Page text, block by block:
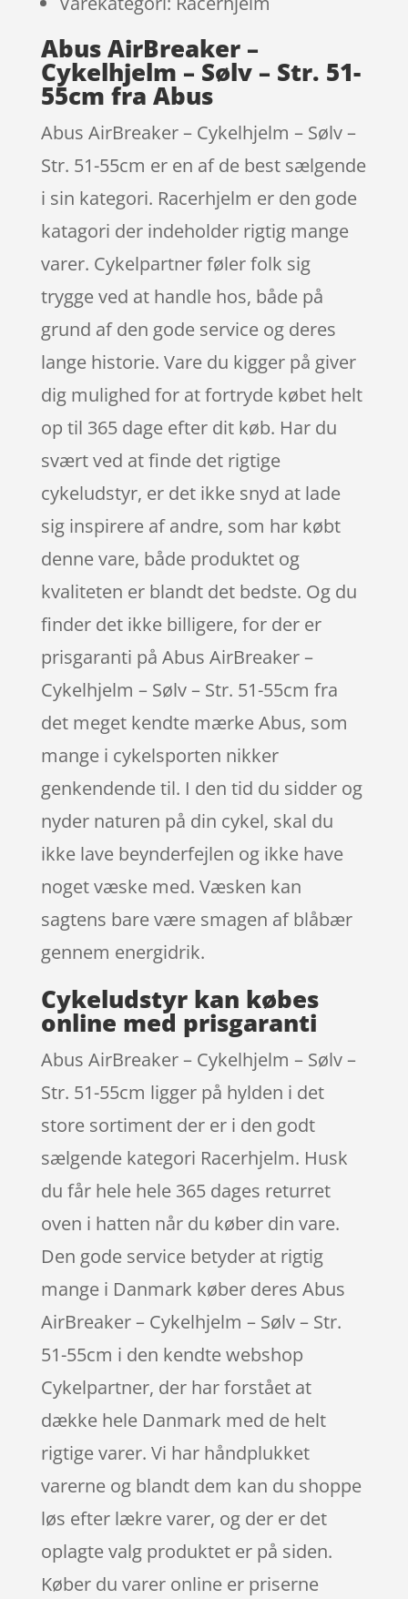
Abus AirBreaker –
Cykelhjelm – Sølv – Str. 51-
55cm fra Abus
Abus AirBreaker – Cykelhjelm – Sølv –
Str. 51-55cm er en af de best sælgende
i sin kategori. Racerhjelm er den gode
katagori der indeholder rigtig mange
varer. Cykelpartner føler folk sig
trygge ved at handle hos, både på
grund af den gode service og deres
lange historie. Vare du kigger på giver
dig mulighed for at fortryde købet helt
op til 365 dage efter dit køb. Har du
svært ved at finde det rigtige
cykeludstyr, er det ikke snyd at lade
sig inspirere af andre, som har købt
denne vare, både produktet og
kvaliteten er blandt det bedste. Og du
finder det ikke billigere, for der er
prisgaranti på Abus AirBreaker –
Cykelhjelm – Sølv – Str. 51-55cm fra
det meget kendte mærke Abus, som
mange i cykelsporten nikker
genkendende til. I den tid du sidder og
nyder naturen på din cykel, skal du
ikke lave beynderfejlen og ikke have
noget væske med. Væsken kan
sagtens bare være smagen af blåbær
gennem energidrik.
Cykeludstyr kan købes
online med prisgaranti
Abus AirBreaker – Cykelhjelm – Sølv –
Str. 51-55cm ligger på hylden i det
store sortiment der er i den godt
sælgende kategori Racerhjelm. Husk
du får hele hele 365 dages returret
oven i hatten når du køber din vare.
Den gode service betyder at rigtig
mange i Danmark køber deres Abus
AirBreaker – Cykelhjelm – Sølv – Str.
51-55cm i den kendte webshop
Cykelpartner, der har forstået at
dække hele Danmark med de helt
rigtige varer. Vi har håndplukket
varerne og blandt dem kan du shoppe
løs efter lækre varer, og der er det
oplagte valg produktet er på siden.
Køber du varer online er priserne